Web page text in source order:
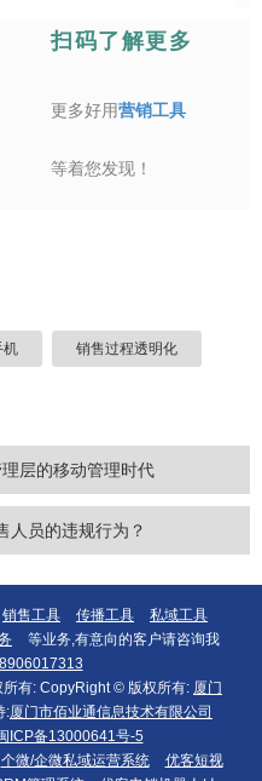
扫码了解更多
更多好用营销工具
等着您发现！
机 销售过程透明化
层的移动管理时代
人员的违规行为？
销售工具 传播工具
私域工具
等业务,有意向的客户请咨询我
有: CopyRight © 版权所有: 厦门
:厦门市佰业通信息技术有限公司
ICP备13000641号-5
个微/企微私域运营系统
优客短视